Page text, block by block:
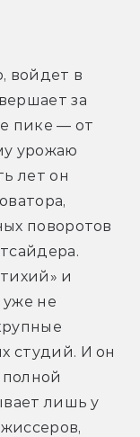
войдет в
за
пике — от
урожаю
лет он
поворотов
и
не
студий. И он
лишь у